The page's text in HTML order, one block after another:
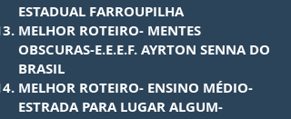
ESTADUAL FARROUPILHA
MELHOR ROTEIRO- MENTES
OBSCURAS-E.E.E.F. AYRTON SENNA DO
BRASIL
MELHOR ROTEIRO- ENSINO MÉDIO-
ESTRADA PARA LUGAR ALGUM-